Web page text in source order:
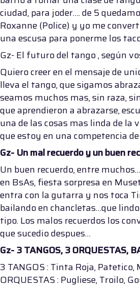
ciudad, para joder…. de 5
Roxanne (Police) y yo me
una escusa para ponerme los
Gz- El futuro del tango , según
Quiero creer en el mensaje de
lleva el tango, que sigamos
seamos muchos mas, sin raza,
que aprendieron a abrazarse,
una de las cosas mas linda de la
que estoy en una competencia
Gz- Un mal recuerdo y un buen
Un buen recuerdo, entre
en BsAs, fiesta sorpresa en
entra con la gutarra y nos toca
bailando en chancletas…que
tipo. Los malos recuerdos los
que sucedio despues…
Gz- 3 TANGOS, 3 ORQUESTAS,
3 TANGOS : Tinta Roja, Patetico,
ORQUESTAS : Pugliese, Troilo,